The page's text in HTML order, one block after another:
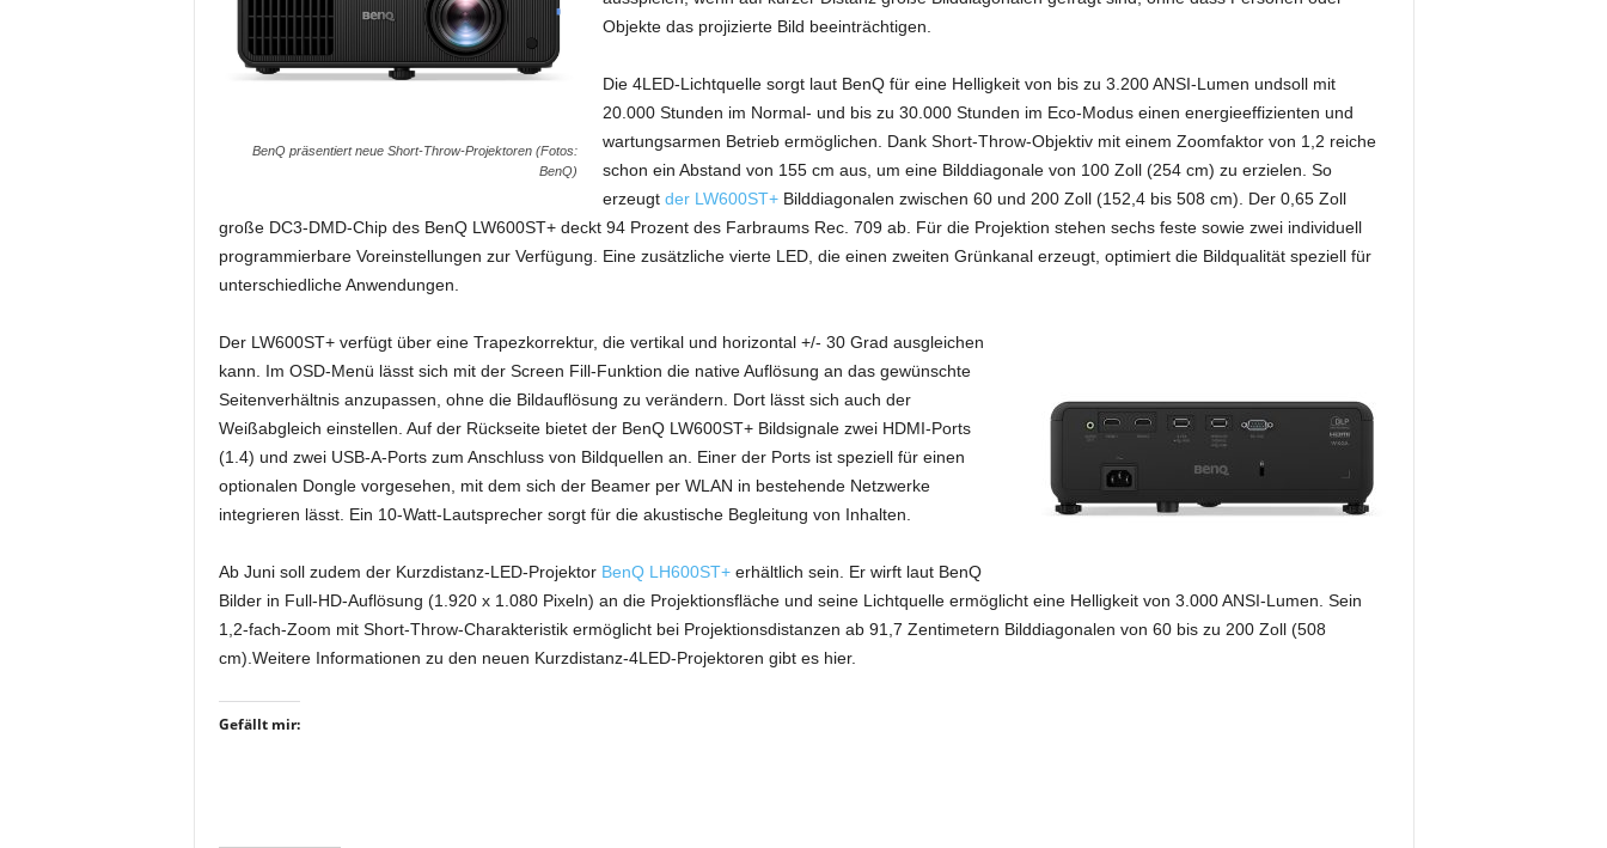
BenQ präsentiert neue Short-Throw-Projektoren (Fotos:
BenQ)
Objekte das projizierte Bild beeinträchtigen.
Die 4LED-Lichtquelle sorgt laut BenQ für eine Helligkeit von bis zu 3.200 ANSI-Lumen undsoll mit
20.000 Stunden im Normal- und bis zu 30.000 Stunden im Eco-Modus einen energieeffizienten und
wartungsarmen Betrieb ermöglichen. Dank Short-Throw-Objektiv mit einem Zoomfaktor von 1,2 reiche
schon ein Abstand von 155 cm aus, um eine Bilddiagonale von 100 Zoll (254 cm) zu erzielen. So
erzeugt der LW600ST+Bilddiagonalen zwischen 60 und 200 Zoll (152,4 bis 508 cm). Der 0,65 Zoll
große DC3-DMD-Chip des BenQ LW600ST+ deckt 94 Prozent des Farbraums Rec. 709 ab. Für die Projektion stehen sechs feste sowie zwei individuell
programmierbare Voreinstellungen zur Verfügung. Eine zusätzliche vierte LED, die einen zweiten Grünkanal erzeugt, optimiert die Bildqualität speziell für
unterschiedliche Anwendungen.
Der LW600ST+ verfügt über eine Trapezkorrektur, die vertikal und horizontal +/- 30 Grad ausgleichen
kann. Im OSD-Menü lässt sich mit der Screen Fill-Funktion die native Auflösung an das gewünschte
Seitenverhältnis anzupassen, ohne die Bildauflösung zu verändern. Dort lässt sich auch der
Weißabgleich einstellen. Auf der Rückseite bietet der BenQ LW600ST+ Bildsignale zwei HDMI-Ports
(1.4) und zwei USB-A-Ports zum Anschluss von Bildquellen an. Einer der Ports ist speziell für einen
optionalen Dongle vorgesehen, mit dem sich der Beamer per WLAN in bestehende Netzwerke
integrieren lässt. Ein 10-Watt-Lautsprecher sorgt für die akustische Begleitung von Inhalten.
Ab Juni soll zudem der Kurzdistanz-LED-ProjektorBenQ LH600ST+erhältlich sein. Er wirft laut BenQ
Bilder in Full-HD-Auflösung (1.920 x 1.080 Pixeln) an die Projektionsfläche und seine Lichtquelle ermöglicht eine Helligkeit von 3.000 ANSI-Lumen. Sein
1,2-fach-Zoom mit Short-Throw-Charakteristik ermöglicht bei Projektionsdistanzen ab 91,7 Zentimetern Bilddiagonalen von 60 bis zu 200 Zoll (508
cm).Weitere Informationen zu den neuen Kurzdistanz-4LED-Projektoren gibt es hier.
Gefällt mir: